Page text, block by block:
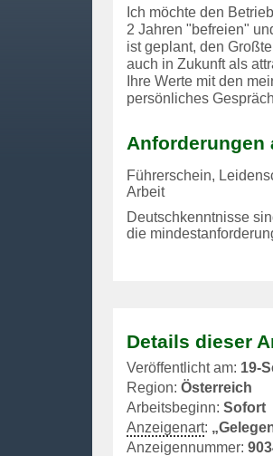
Ich möchte den
2 Jahren "befreien"
ist geplant, den
auch in Zukunft als
Ihre Werte mit den
persönliches
Anforderungen
Führerschein,
Arbeit
Deutschkenntnisse
die
Details dieser
Veröffentlicht am: 19-
Region: Österreich
Arbeitsbeginn: Sofort
Anzeigenart:
Anzeigennummer: